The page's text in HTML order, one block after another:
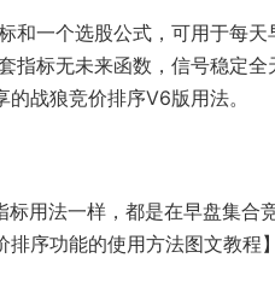
一个选股公式，可用于每
标无未来函数，信号稳定
战狼竞价排序V6版用法。
标用法一样，都是在早盘集
序功能的使用方法图文教程